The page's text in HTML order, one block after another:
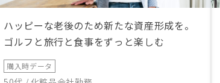
ハッピーな老後のため新たな資産形成を。
ゴルフと旅行と食事をずっと楽しむ
購入時データ